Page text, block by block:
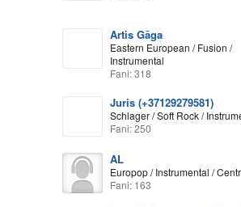
Artis Gāga
Eastern European / Fusion /
Instrumental
Fani: 318
Juris (+37129279581)
Schlager / Soft Rock /
Fani: 250
AL
Europop / Instrumental /
Fani: 163